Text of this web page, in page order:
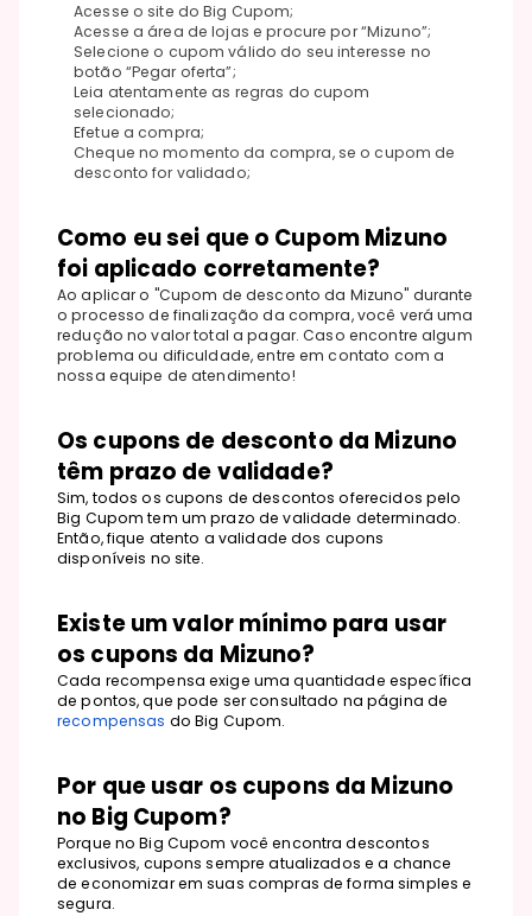
Acesse o site do Big Cupom;
Acesse a área de lojas e procure por “Mizuno”;
Selecione o cupom válido do seu interesse no
botão “Pegar oferta”;
Leia atentamente as regras do cupom
selecionado;
Efetue a compra;
Cheque no momento da compra, se o cupom de
desconto for validado;
Como eu sei que o Cupom Mizuno
foi aplicado corretamente?
Ao aplicar o "Cupom de desconto da Mizuno" durante
o processo de finalização da compra, você verá uma
redução no valor total a pagar. Caso encontre algum
problema ou dificuldade, entre em contato com a
nossa equipe de atendimento!
Os cupons de desconto da Mizuno
têm prazo de validade?
Sim, todos os cupons de descontos oferecidos pelo
Big Cupom tem um prazo de validade determinado.
Então, fique atento a validade dos cupons
disponíveis no site.
Existe um valor mínimo para usar
os cupons da Mizuno?
Cada recompensa exige uma quantidade específica
de pontos, que pode ser consultado na página de
recompensas do Big Cupom.
Por que usar os cupons da Mizuno
no Big Cupom?
Porque no Big Cupom você encontra descontos
exclusivos, cupons sempre atualizados e a chance
de economizar em suas compras de forma simples e
segura.